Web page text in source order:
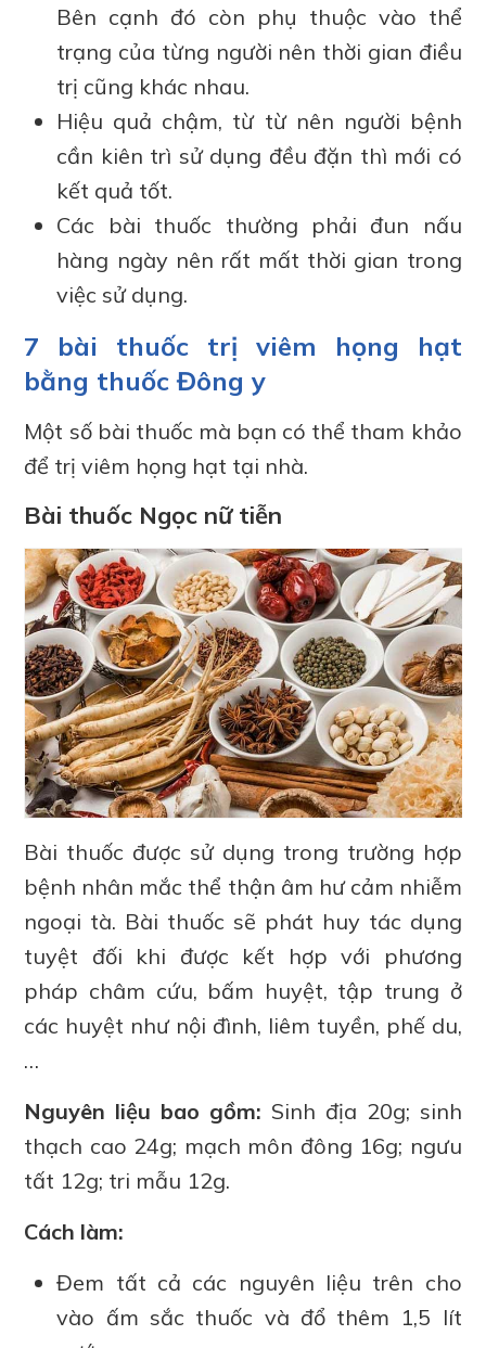
Bên cạnh đó còn phụ thuộc vào thể
trạng của từng người nên thời gian điều
trị cũng khác nhau.
Hiệu quả chậm, từ từ nên người bệnh
cần kiên trì sử dụng đều đặn thì mới có
kết quả tốt.
Các bài thuốc thường phải đun nấu
hàng ngày nên rất mất thời gian trong
việc sử dụng.
7 bài thuốc trị viêm họng hạt
bằng thuốc Đông y
Một số bài thuốc mà bạn có thể tham khảo
để trị viêm họng hạt tại nhà.
Bài thuốc Ngọc nữ tiễn
Bài thuốc được sử dụng trong trường hợp
bệnh nhân mắc thể thận âm hư cảm nhiễm
ngoại tà. Bài thuốc sẽ phát huy tác dụng
tuyệt đối khi được kết hợp với phương
pháp châm cứu, bấm huyệt, tập trung ở
các huyệt như nội đình, liêm tuyền, phế du,
…
Nguyên liệu bao gồm: Sinh địa 20g; sinh
thạch cao 24g; mạch môn đông 16g; ngưu
tất 12g; tri mẫu 12g.
Cách làm:
Đem tất cả các nguyên liệu trên cho
vào ấm sắc thuốc và đổ thêm 1,5 lít